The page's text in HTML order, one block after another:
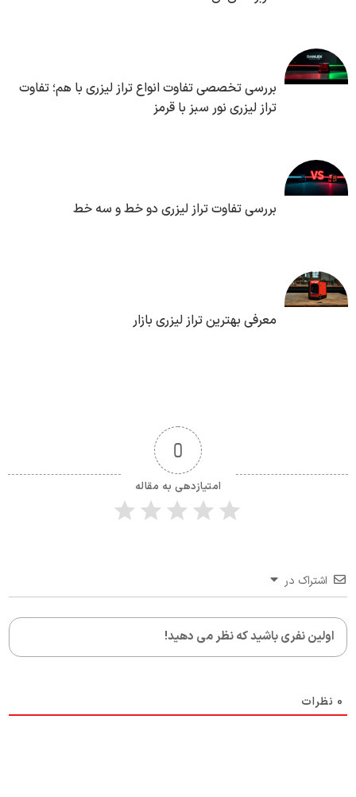
بررسی تخصصی تفاوت انواع تراز لیزری با هم؛ تفاوت
تراز لیزری نور سبز با قرمز
بررسی تفاوت تراز لیزری دو خط و سه خط
معرفی بهترین تراز لیزری بازار
0
امتیازدهی به مقاله
اشتراک در
0 نظرات